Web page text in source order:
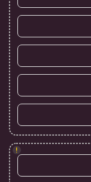
!